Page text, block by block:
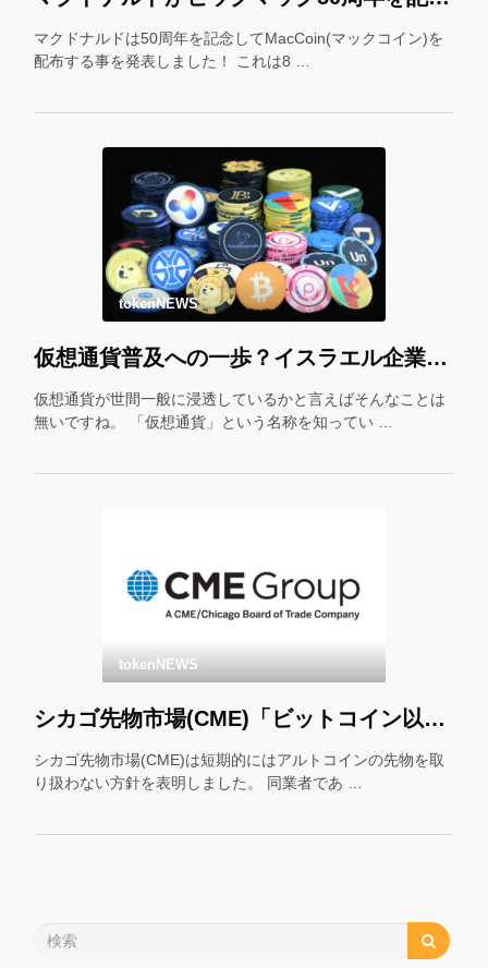
マクドナルドは50周年を記念してMacCoin(マックコイン)を
配布する事を発表しました！ これは8 …
tokenNEWS
仮想通貨普及への一歩？イスラエル企業が仮想通貨をギフトカード化！
仮想通貨が世間一般に浸透しているかと言えばそんなことは
無いですね。 「仮想通貨」という名称を知ってい …
tokenNEWS
シカゴ先物市場(CME)「ビットコイン以外の先物はやりません」
シカゴ先物市場(CME)は短期的にはアルトコインの先物を取
り扱わない方針を表明しました。 同業者であ …